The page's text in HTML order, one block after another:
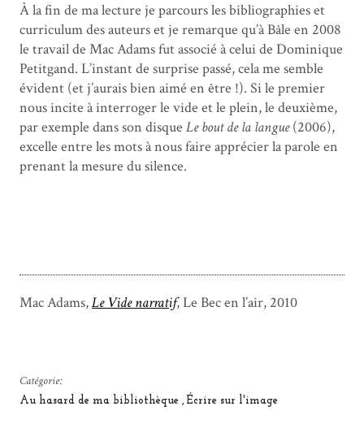
À la fin de ma lecture je parcours les bibliographies et
curriculum des auteurs et je remarque qu’à Bâle en 2008
le travail de Mac Adams fut associé à celui de Dominique
Petitgand. L’instant de surprise passé, cela me semble
évident (et j’aurais bien aimé en être !). Si le premier
nous incite à interroger le vide et le plein, le deuxième,
par exemple dans son disque Le bout de la langue(2006),
excelle entre les mots à nous faire apprécier la parole en
prenant la mesure du silence.
Mac Adams,Le Vide narratif, Le Bec en l’air, 2010
Catégorie:
Au hasard de ma bibliothèque Écrire sur l'image